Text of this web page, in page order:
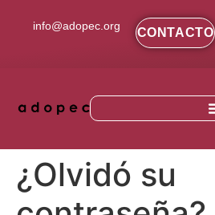
info@adopec.org CONTACTO
¿Olvidó su